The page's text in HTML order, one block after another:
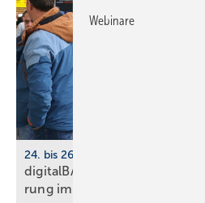
24. bis 26. März 2026, Köln
digitalBAU 2026: BVBS-
rung im
Webinare